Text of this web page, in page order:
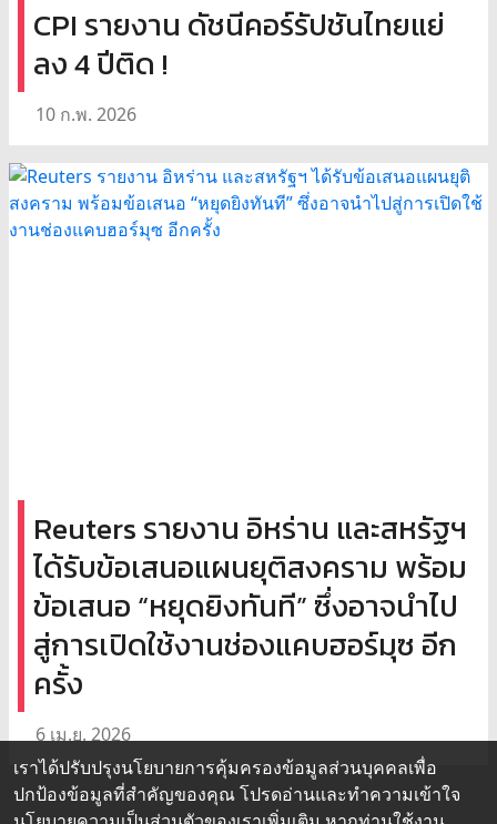
CPI รายงาน ดัชนีคอร์รัปชันไทยแย่
ลง 4 ปีติด !
10 ก.พ. 2026
Reuters รายงาน อิหร่าน และสหรัฐฯ
ได้รับข้อเสนอแผนยุติสงคราม พร้อม
ข้อเสนอ “หยุดยิงทันที” ซึ่งอาจนำไป
สู่การเปิดใช้งานช่องแคบฮอร์มุซ อีก
ครั้ง
6 เม.ย. 2026
เราได้ปรับปรุงนโยบายการคุ้มครองข้อมูลส่วนบุคคลเพื่อ
ปกป้องข้อมูลที่สำคัญของคุณ โปรดอ่านและทำความเข้าใจ